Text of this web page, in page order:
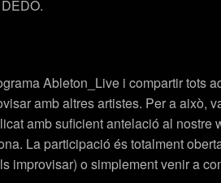
DEDO.
Ableton_Live i compartir tots
amb altres artistes. Per a això,
amb suficient antelació al nostre
La participació és totalment
improvisar) o simplement venir a